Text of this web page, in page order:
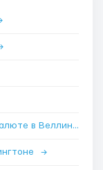
Работа Специалистом по nft и криптовалюте в Веллингтоне
→